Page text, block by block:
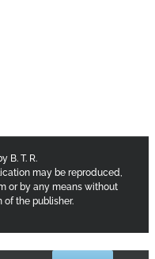
B. T. R.
may be reproduced,
or by any means without
of the publisher.